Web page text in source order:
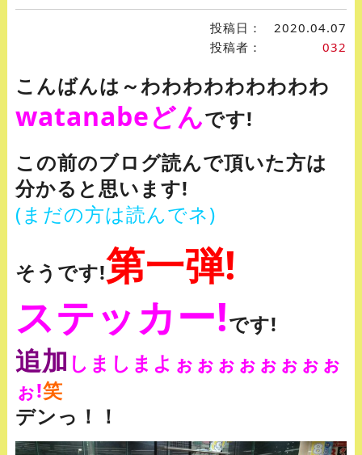
投稿日：
2020.04.07
投稿者：
032
こんばんは～わわわわわわわわわ
watanabeどんです!
この前のブログ読んで頂いた方は
分かると思います!
(まだの方は読んでネ)
そうです!第一弾!
ステッカー!です!
追加 しましまよぉぉぉぉぉぉぉぉ
ぉ!笑
デンっ！！